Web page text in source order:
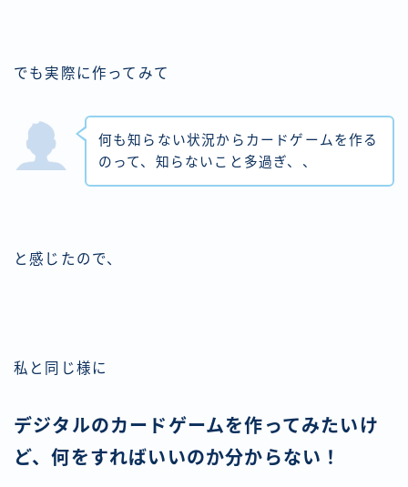
でも実際に作ってみて
何も知らない状況からカードゲームを作る
のって、知らないこと多過ぎ、、
と感じたので、
私と同じ様に
デジタルのカードゲームを作ってみたいけ
ど、何をすればいいのか分からない！